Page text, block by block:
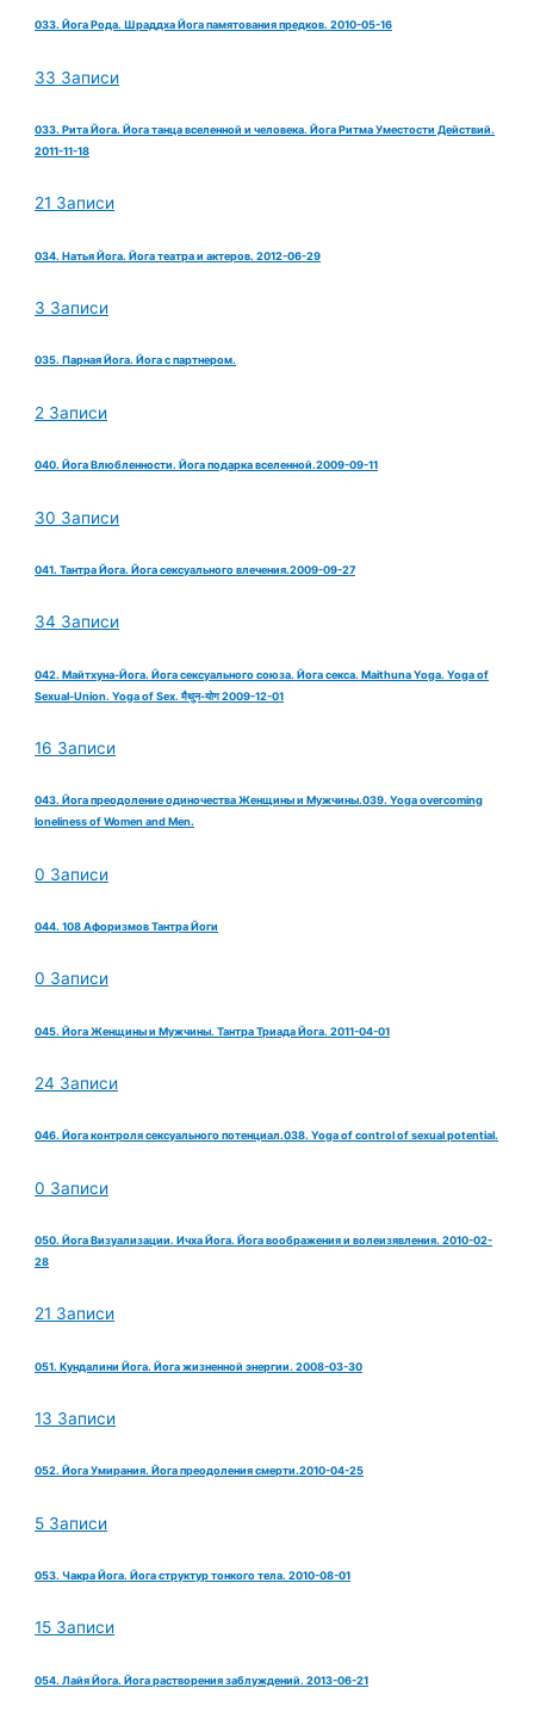
033. Йога Рода. Шраддха Йога памятования предков. 2010-05-16
33 Записи
033. Рита Йога. Йога танца вселенной и человека. Йога Ритма Уместости Действий.
2011-11-18
21 Записи
034. Натья Йога. Йога театра и актеров. 2012-06-29
3 Записи
035. Парная Йога. Йога с партнером.
2 Записи
040. Йога Влюбленности. Йога подарка вселенной.2009-09-11
30 Записи
041. Тантра Йога. Йога сексуального влечения.2009-09-27
34 Записи
042. Майтхуна-Йога. Йога сексуального союза. Йога секса. Maithuna Yoga. Yoga of
Sexual-Union. Yoga of Sex. मैथुन-योग 2009-12-01
16 Записи
043. Йога преодоление одиночества Женщины и Мужчины.039. Yoga overcoming
loneliness of Women and Men.
0 Записи
044. 108 Афоризмов Тантра Йоги
0 Записи
045. Йога Женщины и Мужчины. Тантра Триада Йога. 2011-04-01
24 Записи
046. Йога контроля сексуального потенциал.038. Yoga of control of sexual potential.
0 Записи
050. Йога Визуализации. Ичха Йога. Йога воображения и волеизявления. 2010-02-
28
21 Записи
051. Кундалини Йога. Йога жизненной энергии. 2008-03-30
13 Записи
052. Йога Умирания. Йога преодоления смерти.2010-04-25
5 Записи
053. Чакра Йога. Йога структур тонкого тела. 2010-08-01
15 Записи
054. Лайя Йога. Йога растворения заблуждений. 2013-06-21